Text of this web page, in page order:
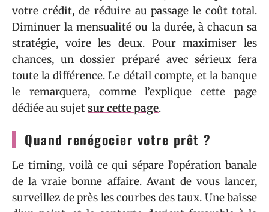
votre crédit, de réduire au passage le coût total.
Diminuer la mensualité ou la durée, à chacun sa
stratégie, voire les deux. Pour maximiser les
chances, un dossier préparé avec sérieux fera
toute la différence. Le détail compte, et la banque
le remarquera, comme l’explique cette page
dédiée au sujetsur cette page.
Quand renégocier votre prêt ?
Le timing, voilà ce qui sépare l’opération banale
de la vraie bonne affaire. Avant de vous lancer,
surveillez de près les courbes des taux. Une baisse